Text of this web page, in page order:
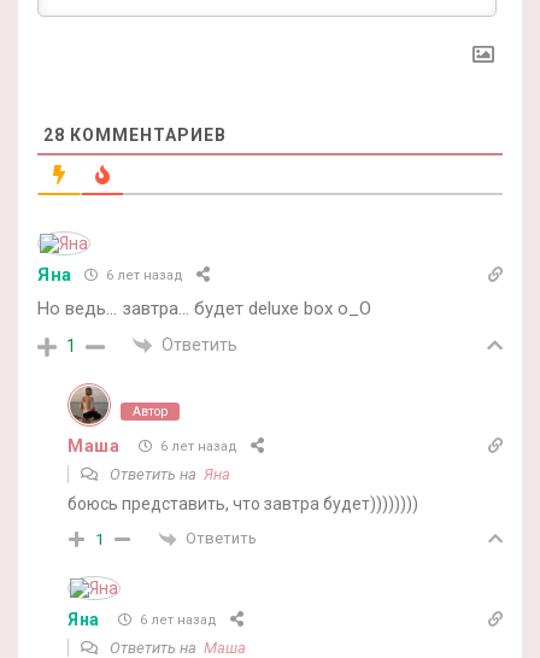
28 КОММЕНТАРИЕВ
Яна 6 лет назад
Но ведь… завтра… будет deluxe box o_O
1 Ответить
Автор
Маша 6 лет назад
Ответить на Яна
боюсь представить, что завтра будет))))))))
1 Ответить
Яна 6 лет назад
Ответить на Маша